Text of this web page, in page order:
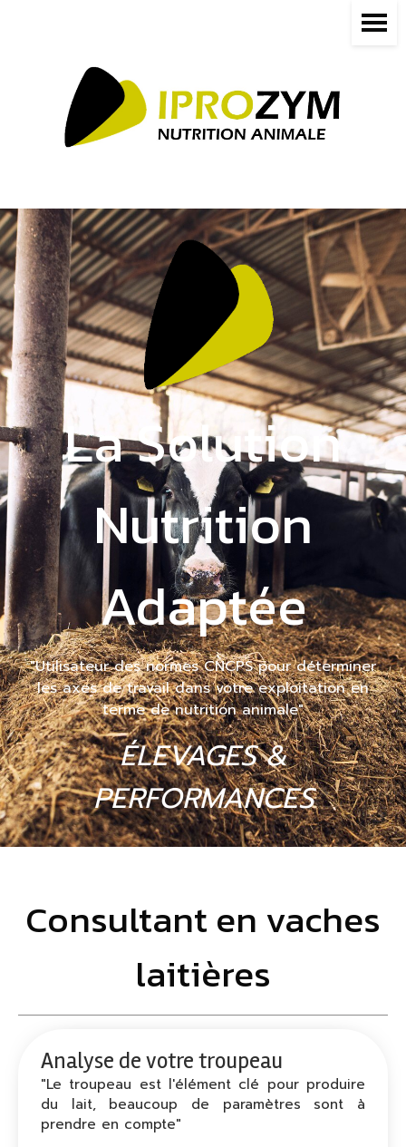
La Solution
Nutrition
Adaptée
"Utilisateur des normes CNCPS pour déterminer
les axes de travail dans votre exploitation en
terme de nutrition animale"
ÉLEVAGES &
PERFORMANCES
Consultant en vaches
laitières
Analyse de votre troupeau
"Le troupeau est l'élément clé pour produire
du lait, beaucoup de paramètres sont à
prendre en compte"